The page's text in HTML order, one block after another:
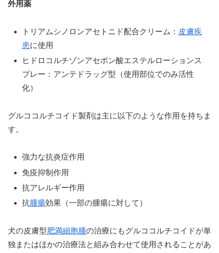
外用薬
トリアムシノロンアセトニド配合クリーム： 皮膚疾
患に使用
ヒドロコルチゾンアセポン酸エステルローションス
プレー：アンテドラッグ型（使用部位でのみ活性
化）
グルココルチコイド製剤は主に以下のような作用を持ちま
す。
強力な抗炎症作用
免疫抑制作用
抗アレルギー作用
抗腫瘍効果（一部の腫瘍に対して）
犬の皮膚型肥満細胞腫の治療にもグルココルチコイドが単
独またはほかの治療法と組み合わせて使用されることがあ